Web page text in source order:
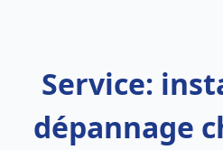
Service:
dépannage